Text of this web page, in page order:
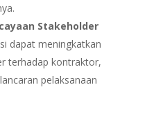
Stakeholder
dapat meningkatkan
terhadap kontraktor,
pelaksanaan